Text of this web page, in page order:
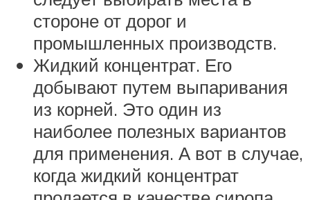
стороне от дорог и
промышленных производств.
Жидкий концентрат. Его
добывают путем выпаривания
из корней. Это один из
наиболее полезных вариантов
для применения. А вот в случае,
когда жидкий концентрат